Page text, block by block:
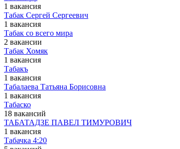
1 вакансия
Табак Сергей Сергеевич
1 вакансия
Табак со всего мира
2 вакансии
Табак Хомяк
1 вакансия
Табакъ
1 вакансия
Табалаева Татьяна Борисовна
1 вакансия
Табаско
18 вакансий
ТАБАТАДЗЕ ПАВЕЛ ТИМУРОВИЧ
1 вакансия
Табачка 4:20